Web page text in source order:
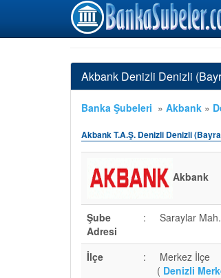
Akbank Denizli Denizli
Banka Şubeleri » Akbank »
Akbank T.A.Ş. Denizli Denizli
Akbank
Şube
Adresi
: Saraylar
İlçe :
Merkez İlçe
( Denizli